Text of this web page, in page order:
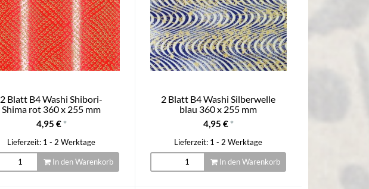
2 Blatt B4 Washi Shibori-
Shima rot 360 x 255 mm
4,95 € *
Lieferzeit: 1 - 2 Werktage
In den Warenkorb
2 Blatt B4 Washi Silberwelle
blau 360 x 255 mm
4,95 € *
Lieferzeit: 1 - 2 Werktage
In den Warenkorb